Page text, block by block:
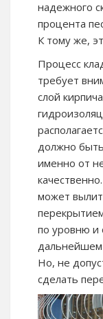
надежного
процента
К тому же,
Процесс
требует
слой
должно
именно от
может
по уровню и
дальнейшем
Но, не
сделать